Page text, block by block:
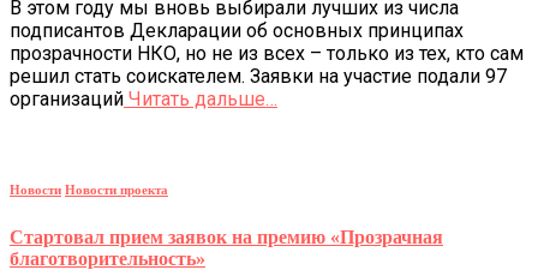
В этом году мы вновь выбирали лучших из числа
подписантов Декларации об основных принципах
прозрачности НКО, но не из всех – только из тех, кто сам
решил стать соискателем. Заявки на участие подали 97
организаций Читать дальше…
Новости Новости проекта
Стартовал прием заявок на премию «Прозрачная
благотворительность»